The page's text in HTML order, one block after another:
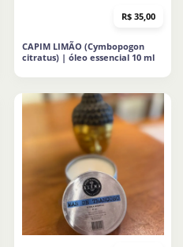
CAPIM LIMÃO (Cymbopogon
citratus) | óleo essencial 10 ml
R$ 35,00